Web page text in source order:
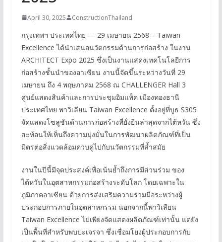
April 30, 2025 ConstructionThailand
กรุงเทพฯ ประเทศไทย — 29 เมษายน 2568 – Taiwan
Excellence ได้นำเสนอนวัตกรรมด้านการก่อสร้าง ในงาน
ARCHITECT Expo 2025 ซึ่งเป็นงานแสดงเทคโนโลยีการ
ก่อสร้างชั้นนำของอาเซียน งานนี้จัดขึ้นระหว่างวันที่ 29
เมษายน ถึง 4 พฤษภาคม 2568 ณ CHALLENGER Hall 3
ศูนย์แสดงสินค้าและการประชุมอิมแพ็ค เมืองทองธานี
ประเทศไทย พาวิเลียน Taiwan Excellence ตั้งอยู่ที่บูธ S305
จัดแสดงโซลูชันด้านการก่อสร้างที่ยั่งยืนล่าสุดจากไต้หวัน ซึ่ง
สะท้อนให้เห็นถึงความมุ่งมั่นในการพัฒนาผลิตภัณฑ์ที่เป็น
มิตรต่อสิ่งแวดล้อมควบคู่ไปกับนวัตกรรมที่ล้ำสมัย
งานในปีนี้มีจุดประสงค์เพื่อเน้นย้ำถึงการมีส่วนร่วม ของ
ไต้หวันในอุตสาหกรรมก่อสร้างระดับโลก โดยเฉพาะใน
ภูมิภาคอาเซียน ด้วยการส่งเสริมความร่วมมือระหว่างผู้
ประกอบการภายในอุตสาหกรรม นอกจากนี้พาวิเลียน
Taiwan Excellence ไม่เพียงจัดแสดงผลิตภัณฑ์เท่านั้น แต่ยัง
เป็นพื้นที่สำหรับพบปะเจรจา ซึ่งเชื่อมโยงผู้ประกอบการกับ